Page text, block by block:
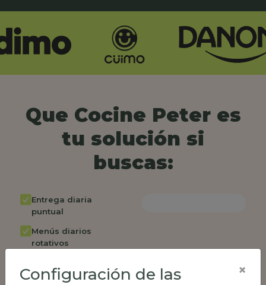
Que Cocine Peter es
tu solución si
buscas:
Entrega diaria
puntual
Menús diarios
rotativos
semanalmente
Configuración de las
×